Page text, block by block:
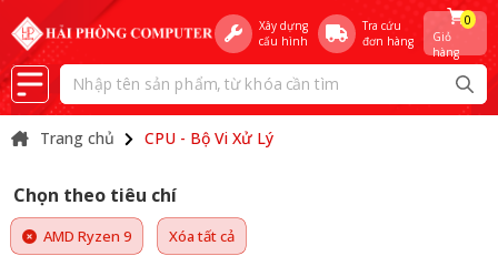
Xây dựng
cấu hình
Tra cứu
đơn hàng
Giỏ
hàng
0
Trang chủ CPU - Bộ Vi Xử Lý
Chọn theo tiêu chí
AMD Ryzen 9 Xóa tất cả